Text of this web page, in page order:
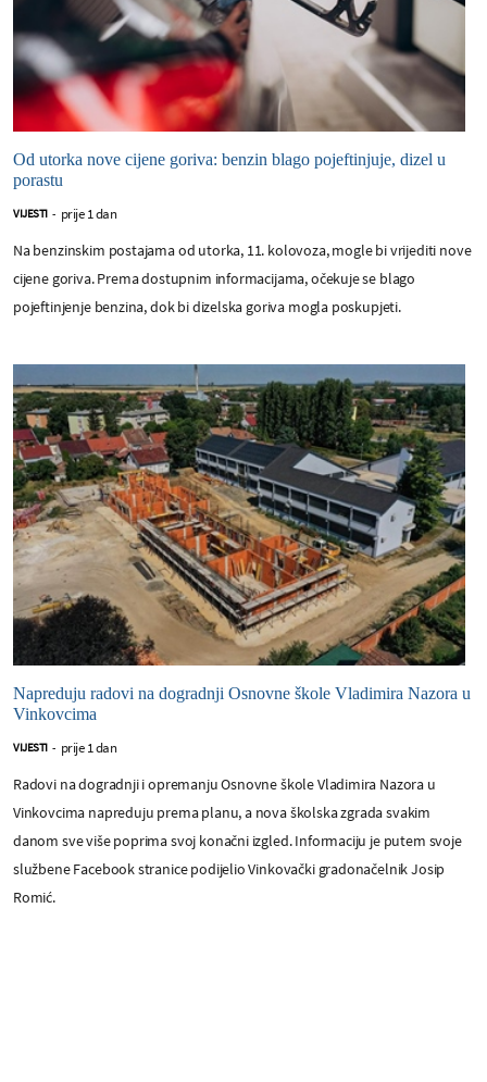
Od utorka nove cijene goriva: benzin blago pojeftinjuje, dizel u
porastu
VIJESTI - prije 1 dan
Na benzinskim postajama od utorka, 11. kolovoza, mogle bi vrijediti nove
cijene goriva. Prema dostupnim informacijama, očekuje se blago
pojeftinjenje benzina, dok bi dizelska goriva mogla poskupjeti.
Napreduju radovi na dogradnji Osnovne škole Vladimira Nazora u
Vinkovcima
VIJESTI - prije 1 dan
Radovi na dogradnji i opremanju Osnovne škole Vladimira Nazora u
Vinkovcima napreduju prema planu, a nova školska zgrada svakim
danom sve više poprima svoj konačni izgled. Informaciju je putem svoje
službene Facebook stranice podijelio Vinkovački gradonačelnik Josip
Romić.